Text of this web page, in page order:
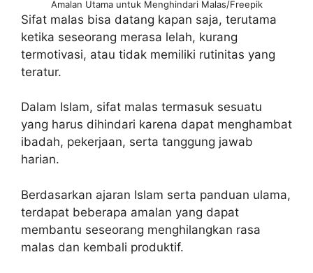
Amalan Utama untuk Menghindari Malas/Freepik
Sifat malas bisa datang kapan saja, terutama
ketika seseorang merasa lelah, kurang
termotivasi, atau tidak memiliki rutinitas yang
teratur.
Dalam Islam, sifat malas termasuk sesuatu
yang harus dihindari karena dapat menghambat
ibadah, pekerjaan, serta tanggung jawab
harian.
Berdasarkan ajaran Islam serta panduan ulama,
terdapat beberapa amalan yang dapat
membantu seseorang menghilangkan rasa
malas dan kembali produktif.